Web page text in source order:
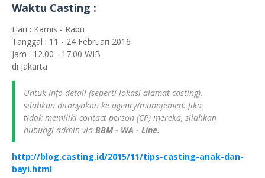
Waktu Casting :
Hari : Kamis - Rabu
Tanggal : 11 - 24 Februari 2016
Jam : 12.00 - 17.00 WIB
di Jakarta
Untuk Info detail (seperti lokasi alamat casting),
silahkan ditanyakan ke agency/manajemen. Jika
tidak memiliki contact person (CP) mereka, silahkan
hubungi admin via BBM - WA - Line.
http://blog.casting.id/2015/11/tips-casting-anak-dan-
bayi.html